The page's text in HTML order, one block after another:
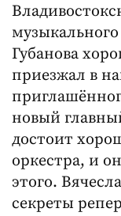
Губанова
приезжал в
новый
достоит
оркестра, и
этого.
секреты